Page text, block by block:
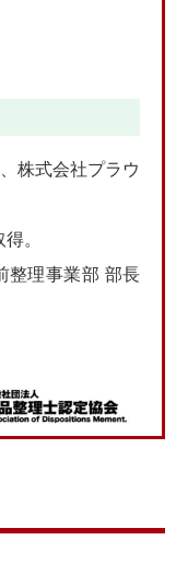
株式会社プラウ
。
整理事業部 部長